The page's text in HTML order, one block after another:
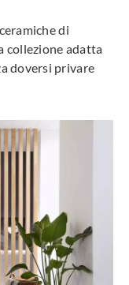
di
collezione adatta
doversi privare